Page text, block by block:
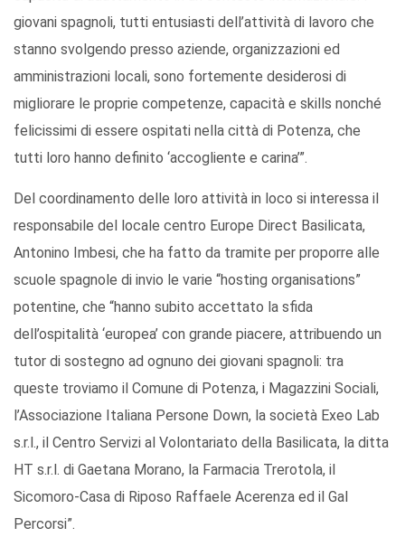
giovani spagnoli, tutti entusiasti dell’attività di lavoro che
stanno svolgendo presso aziende, organizzazioni ed
amministrazioni locali, sono fortemente desiderosi di
migliorare le proprie competenze, capacità e skills nonché
felicissimi di essere ospitati nella città di Potenza, che
tutti loro hanno definito ‘accogliente e carina’”.
Del coordinamento delle loro attività in loco si interessa il
responsabile del locale centro Europe Direct Basilicata,
Antonino Imbesi, che ha fatto da tramite per proporre alle
scuole spagnole di invio le varie “hosting organisations”
potentine, che “hanno subito accettato la sfida
dell’ospitalità ‘europea’ con grande piacere, attribuendo un
tutor di sostegno ad ognuno dei giovani spagnoli: tra
queste troviamo il Comune di Potenza, i Magazzini Sociali,
l’Associazione Italiana Persone Down, la società Exeo Lab
s.r.l., il Centro Servizi al Volontariato della Basilicata, la ditta
HT s.r.l. di Gaetana Morano, la Farmacia Trerotola, il
Sicomoro-Casa di Riposo Raffaele Acerenza ed il Gal
Percorsi”.